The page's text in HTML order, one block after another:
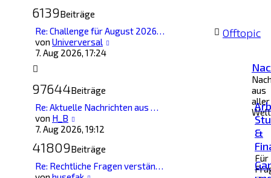
6139Beiträge
Re: Challenge für August 2026…
von Univerversal
7. Aug 2026, 17:24
Offtopic
aus
aller
Welt
97644Beiträge
Re: Aktuelle Nachrichten aus …
von H_B
Beitrag
7. Aug 2026, 19:12
&
Für
41809Beiträge
Re: Rechtliche Fragen verstän…